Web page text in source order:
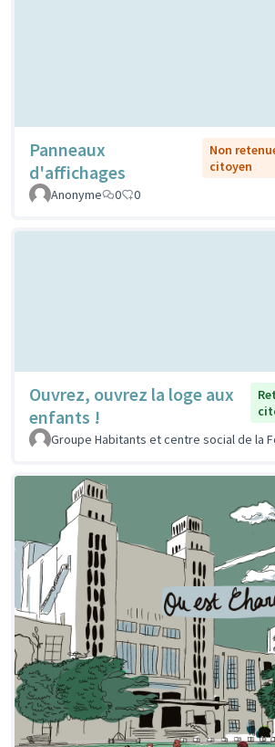
Panneaux
d'affichages
Non
citoyen
Anonyme
0 0
Ouvrez, ouvrez la loge aux
enfants !
Groupe Habitants et centre social de la